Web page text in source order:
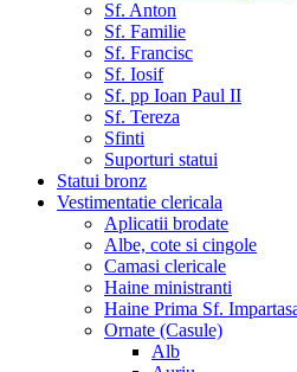
Sf. Anton
Sf. Familie
Sf. Francisc
Sf. Iosif
Sf. pp Ioan Paul II
Sf. Tereza
Sfinti
Suporturi statui
Statui bronz
Vestimentatie clericala
Aplicatii brodate
Albe, cote si cingole
Camasi clericale
Haine ministranti
Haine Prima Sf.
Ornate (Casule)
Alb